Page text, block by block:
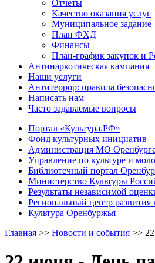
Отчеты
Качество оказания услуг
Муниципальное задание
План ФХД
Финансы
План-график закупок и
Антинаркотическая кампания
Наши услуги
Антитеррор: правила
Написать нам
Часто задаваемые вопросы
Портал «Культура.РФ»
Фонд культурных инициатив
Администрация МО
Управление по культуре и
Библиотечный портал
Министерство Культуры
Результаты независимой
Региональный центр развития
Культура Оренбуржья
Главная >> Новости и события >>